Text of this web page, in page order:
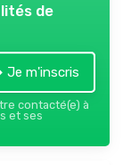
de
Je m'inscris
contacté(e) à
et ses